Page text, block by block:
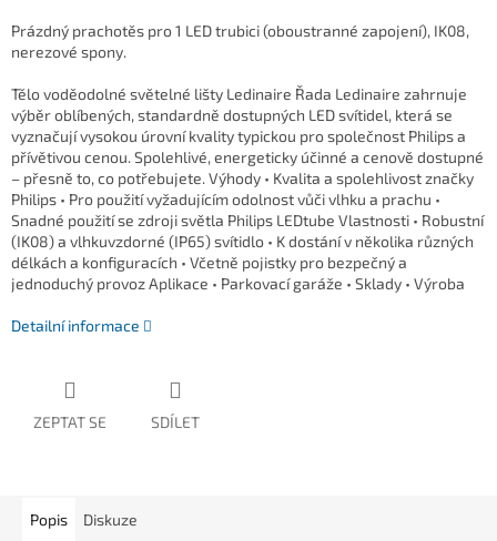
Prázdný prachotěs pro 1 LED trubici (oboustranné zapojení), IK08,
nerezové spony.
Tělo voděodolné světelné lišty Ledinaire Řada Ledinaire zahrnuje
výběr oblíbených, standardně dostupných LED svítidel, která se
vyznačují vysokou úrovní kvality typickou pro společnost Philips a
přívětivou cenou. Spolehlivé, energeticky účinné a cenově dostupné
– přesně to, co potřebujete. Výhody • Kvalita a spolehlivost značky
Philips • Pro použití vyžadujícím odolnost vůči vlhku a prachu •
Snadné použití se zdroji světla Philips LEDtube Vlastnosti • Robustní
(IK08) a vlhkuvzdorné (IP65) svítidlo • K dostání v několika různých
délkách a konfiguracích • Včetně pojistky pro bezpečný a
jednoduchý provoz Aplikace • Parkovací garáže • Sklady • Výroba
Detailní informace
ZEPTAT SE SDÍLET
Popis Diskuze